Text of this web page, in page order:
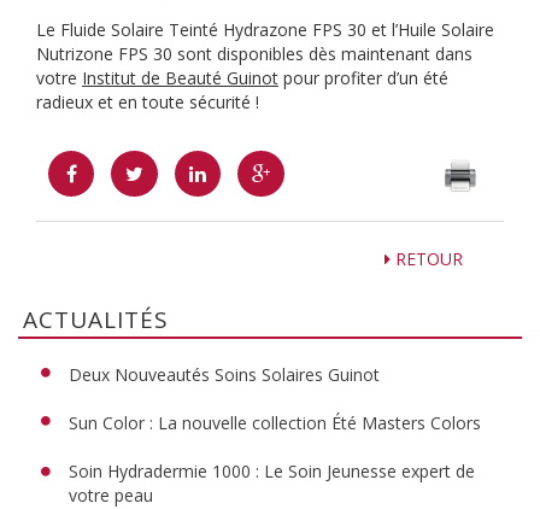
Le Fluide Solaire Teinté Hydrazone FPS 30 et l’Huile Solaire
Nutrizone FPS 30 sont disponibles dès maintenant dans
votre Institut de Beauté Guinot pour profiter d’un été
radieux et en toute sécurité !
RETOUR
ACTUALITÉS
Deux Nouveautés Soins Solaires Guinot
Sun Color : La nouvelle collection Été Masters Colors
Soin Hydradermie 1000 : Le Soin Jeunesse expert de
votre peau